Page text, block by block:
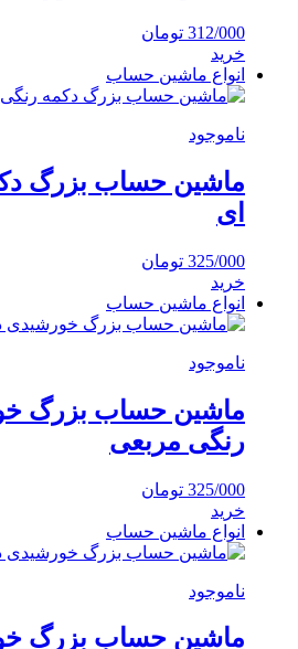
312/000 تومان
خرید
انواع ماشین حساب
ناموجود
ماشین حساب بزرگ
ای
325/000 تومان
خرید
انواع ماشین حساب
ناموجود
ماشین حساب بزرگ
رنگی مربعی
325/000 تومان
خرید
انواع ماشین حساب
ناموجود
ماشین حساب بزرگ